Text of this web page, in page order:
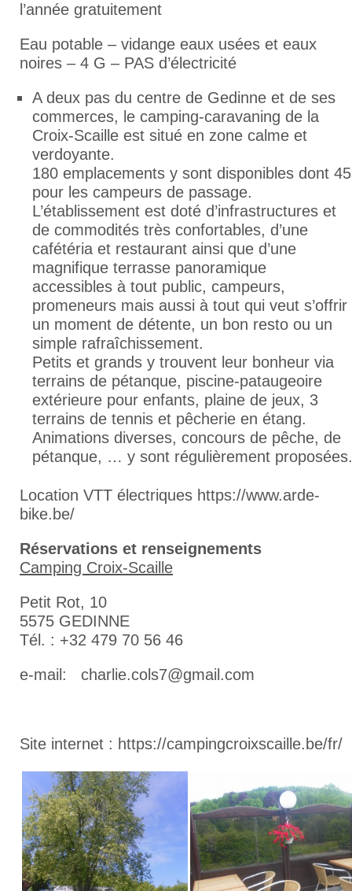
l’année gratuitement
Eau potable – vidange eaux usées et eaux
noires – 4 G – PAS d’électricité
A deux pas du centre de Gedinne et de ses
commerces, le camping-caravaning de la
Croix-Scaille est situé en zone calme et
verdoyante.
180 emplacements y sont disponibles dont 45
pour les campeurs de passage.
L’établissement est doté d’infrastructures et
de commodités très confortables, d’une
cafétéria et restaurant ainsi que d’une
magnifique terrasse panoramique
accessibles à tout public, campeurs,
promeneurs mais aussi à tout qui veut s’offrir
un moment de détente, un bon resto ou un
simple rafraîchissement.
Petits et grands y trouvent leur bonheur via
terrains de pétanque, piscine-pataugeoire
extérieure pour enfants, plaine de jeux, 3
terrains de tennis et pêcherie en étang.
Animations diverses, concours de pêche, de
pétanque, … y sont régulièrement proposées.
Location VTT électriques https://www.arde-
bike.be/
Réservations et renseignements
Camping Croix-Scaille
Petit Rot, 10
5575 GEDINNE
Tél. : +32 479 70 56 46
e-mail: charlie.cols7@gmail.com
Site internet : https://campingcroixscaille.be/fr/